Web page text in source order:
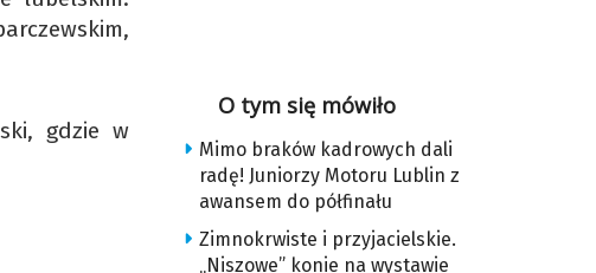
gdzie w
O tym się mówiło
Mimo braków kadrowych dali
radę! Juniorzy Motoru Lublin z
awansem do półfinału
Zimnokrwiste i przyjacielskie.
„Niszowe” konie na wystawie